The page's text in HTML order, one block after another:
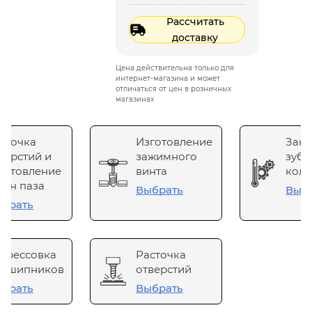
Рассчитать
доставку
Цена действительна только для
интернет-магазина и может
отличаться от цен в розничных
магазинах
и
паза
Изготовление
зажимного
винта
Выбрать
Расточка
отверстий
Выбрать